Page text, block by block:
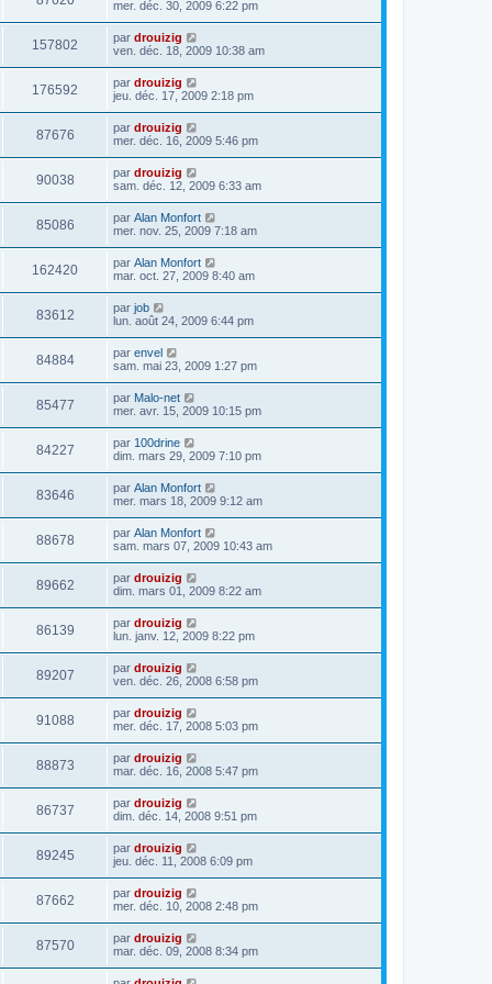
mer. déc. 30, 2009 6:22 pm
157802 par drouizig
ven. déc. 18, 2009 10:38 am
176592 par drouizig
jeu. déc. 17, 2009 2:18 pm
87676 par drouizig
mer. déc. 16, 2009 5:46 pm
90038 par drouizig
sam. déc. 12, 2009 6:33 am
85086 par Alan Monfort
mer. nov. 25, 2009 7:18 am
162420 par Alan Monfort
mar. oct. 27, 2009 8:40 am
83612 par job
lun. août 24, 2009 6:44 pm
84884 par envel
sam. mai 23, 2009 1:27 pm
85477 par Malo-net
mer. avr. 15, 2009 10:15 pm
84227 par 100drine
dim. mars 29, 2009 7:10 pm
83646 par Alan Monfort
mer. mars 18, 2009 9:12 am
88678 par Alan Monfort
sam. mars 07, 2009 10:43 am
89662 par drouizig
dim. mars 01, 2009 8:22 am
86139 par drouizig
lun. janv. 12, 2009 8:22 pm
89207 par drouizig
ven. déc. 26, 2008 6:58 pm
91088 par drouizig
mer. déc. 17, 2008 5:03 pm
88873 par drouizig
mar. déc. 16, 2008 5:47 pm
86737 par drouizig
dim. déc. 14, 2008 9:51 pm
89245 par drouizig
jeu. déc. 11, 2008 6:09 pm
87662 par drouizig
mer. déc. 10, 2008 2:48 pm
87570 par drouizig
mar. déc. 09, 2008 8:34 pm